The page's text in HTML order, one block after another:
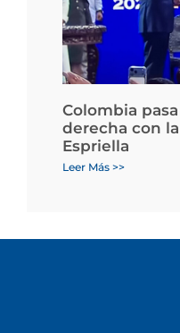
Colombia
derecha con
Espriella
Leer Más >>